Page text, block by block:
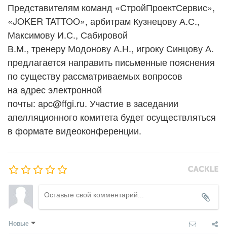
Представителям команд «СтройПроектСервис»,
«JOKER TATTOO», арбитрам Кузнецову А.С.,
Максимову И.С., Сабировой
В.М., тренеру Модонову А.Н., игроку Синцову А.
предлагается направить письменные пояснения
по существу рассматриваемых вопросов
на адрес электронной
почты: apc@ffgi.ru. Участие в заседании
апелляционного комитета будет осуществляться
в формате видеоконференции.
Новые